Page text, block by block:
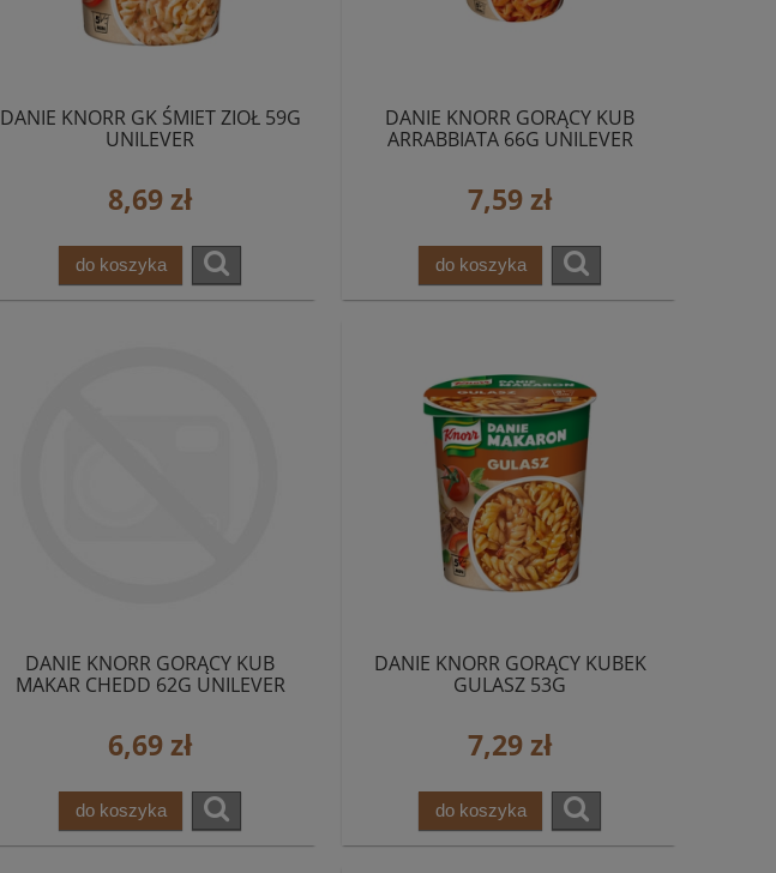
DANIE KNORR GK ŚMIET ZIOŁ 59G
UNILEVER
8,69 zł
do koszyka
DANIE KNORR GORĄCY KUB
ARRABBIATA 66G UNILEVER
7,59 zł
do koszyka
DANIE KNORR GORĄCY KUB
MAKAR CHEDD 62G UNILEVER
6,69 zł
do koszyka
DANIE KNORR GORĄCY KUBEK
GULASZ 53G
7,29 zł
do koszyka